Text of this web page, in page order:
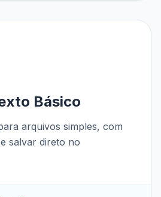
Básico
arquivos simples, com
salvar direto no